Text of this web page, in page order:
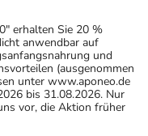
erhalten Sie 20 %
anwendbar auf
und
(ausgenommen
unter www.aponeo.de
bis 31.08.2026. Nur
vor, die Aktion früher